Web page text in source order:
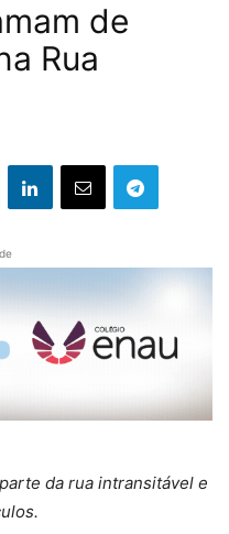
de
Rua
da rua intransitável e